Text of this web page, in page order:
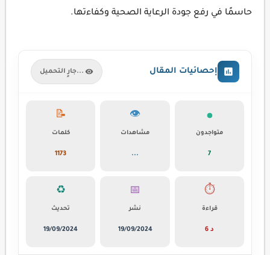
حاسمًا في رفع جودة الرعاية الصحية وكفاءتها.
إحصائيات المقال جارٍ التحميل...
متواجدون
7
👁️
مشاهدات
...
📝
كلمات
1173
⏱️
قراءة
6 د
📅
نشر
19/09/2024
♻️
تحديث
19/09/2024